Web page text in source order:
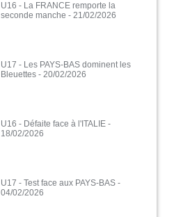
U16 - La FRANCE remporte la
seconde manche - 21/02/2026
U17 - Les PAYS-BAS dominent les
Bleuettes - 20/02/2026
U16 - Défaite face à l'ITALIE -
18/02/2026
U17 - Test face aux PAYS-BAS -
04/02/2026